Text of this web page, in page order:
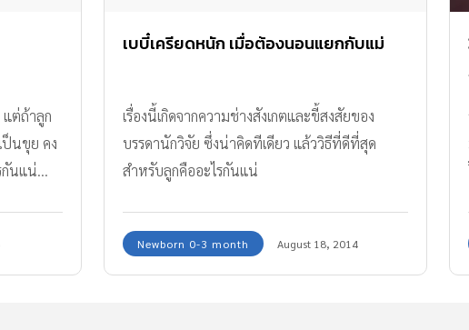
ต่ถ้าลูก
นขุย คง
นแน่...
เบบี๋เครียดหนัก เมื่อต้องนอนแยกกับแม่
เรื่องนี้เกิดจากความช่างสังเกตและขี้สงสัยของ
บรรดานักวิจัย ซึ่งน่าคิดทีเดียว แล้ววิธีที่ดีที่สุด
สำหรับลูกคืออะไรกันแน่
Newborn 0-3 month August 18, 2014